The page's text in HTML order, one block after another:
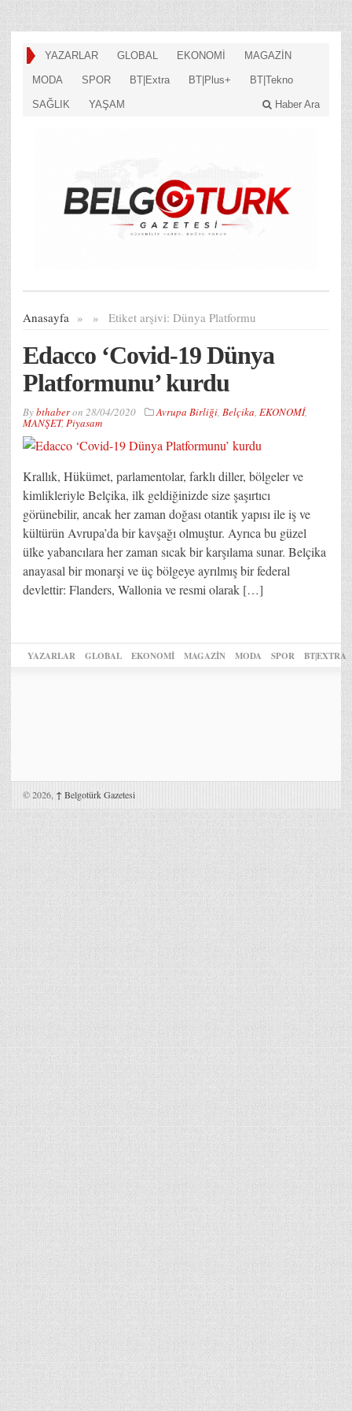
YAZARLAR GLOBAL EKONOMİ MAGAZİN
MODA SPOR BT|Extra BT|Plus+ BT|Tekno
SAĞLIK YAŞAM Haber Ara
Anasayfa » Etiket arşivi:
» Dünya Platformu
Edacco ‘Covid-19 Dünya
Platformunu’ kurdu
Bybthaberon 28/04/2020 Avrupa Birliği, Belçika, EKONOMİ,
MANŞET, Piyasam
Krallık, Hükümet, parlamentolar, farklı diller, bölgeler ve
kimlikleriyle Belçika, ilk geldiğinizde size şaşırtıcı
görünebilir, ancak her zaman doğası otantik yapısı ile iş ve
kültürün Avrupa’da bir kavşağı olmuştur. Ayrıca bu güzel
ülke yabancılara her zaman sıcak bir karşılama sunar. Belçika
anayasal bir monarşi ve üç bölgeye ayrılmış bir federal
devlettir: Flanders, Wallonia ve resmi olarak […]
YAZARLAR GLOBAL EKONOMİ MAGAZİN MODA SPOR BT|EXTRA
© 2026, ↑ Belgotürk Gazetesi